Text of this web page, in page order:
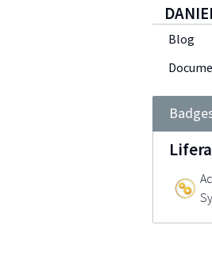
Blog